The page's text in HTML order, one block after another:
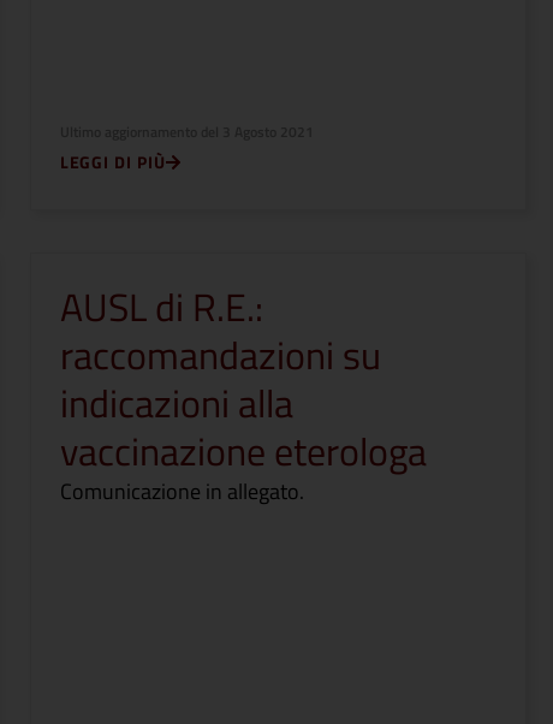
LEGGI DI PIÙ
AUSL di R.E.:
raccomandazioni su
indicazioni alla
vaccinazione eterologa
Comunicazione in allegato.